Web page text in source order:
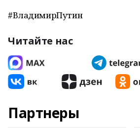
#ВладимирПутин
Читайте нас
Партнеры